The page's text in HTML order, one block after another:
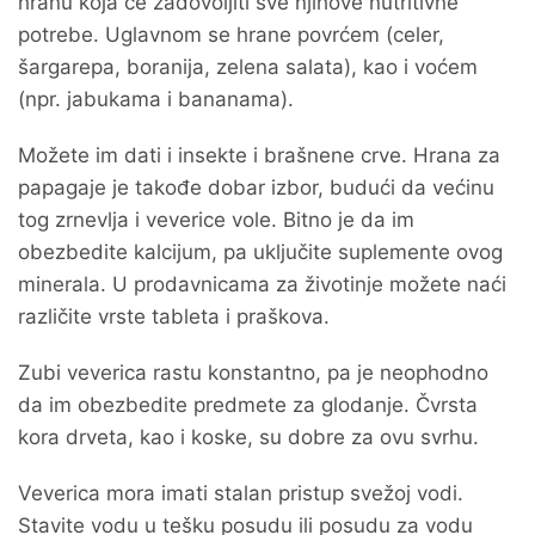
potrebe. Uglavnom se hrane povrćem (celer,
šargarepa, boranija, zelena salata), kao i voćem
(npr. jabukama i bananama).
Možete im dati i insekte i brašnene crve. Hrana za
papagaje je takođe dobar izbor, budući da većinu
tog zrnevlja i veverice vole. Bitno je da im
obezbedite kalcijum, pa uključite suplemente ovog
minerala. U prodavnicama za životinje možete naći
različite vrste tableta i praškova.
Zubi veverica rastu konstantno, pa je neophodno
da im obezbedite predmete za glodanje. Čvrsta
kora drveta, kao i koske, su dobre za ovu svrhu.
Veverica mora imati stalan pristup svežoj vodi.
Stavite vodu u tešku posudu ili posudu za vodu